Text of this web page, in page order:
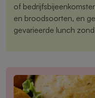
of
en broodsoorten, en
gevarieerde lunch